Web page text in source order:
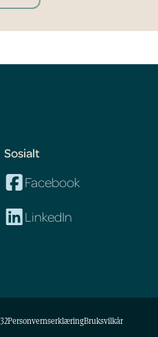
Sosialt
Facebook
LinkedIn
PersonvernserklæringBruksvilkår